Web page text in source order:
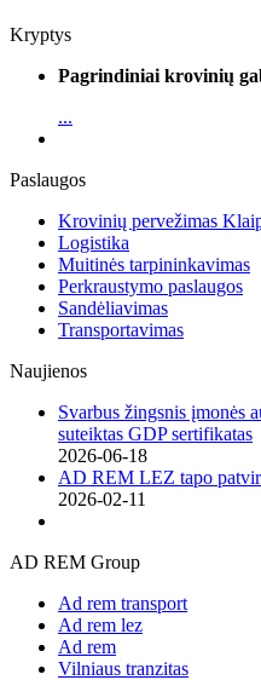
Kryptys
Pagrindiniai krovinių
...
Paslaugos
Krovinių pervežimas
Logistika
Muitinės tarpininkavimas
Perkraustymo paslaugos
Sandėliavimas
Transportavimas
Naujienos
Svarbus žingsnis
suteiktas GDP sertifikatas
2026-06-18
AD REM LEZ tapo
2026-02-11
AD REM Group
Ad rem transport
Ad rem lez
Ad rem
Vilniaus tranzitas